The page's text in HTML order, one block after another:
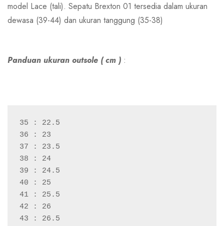
model Lace (tali). Sepatu Brexton 01 tersedia dalam ukuran
dewasa (39-44) dan ukuran tanggung (35-38)
Panduan ukuran outsole ( cm ) :
35 : 22.5
36 : 23
37 : 23.5
38 : 24
39 : 24.5
40 : 25
41 : 25.5
42 : 26
43 : 26.5